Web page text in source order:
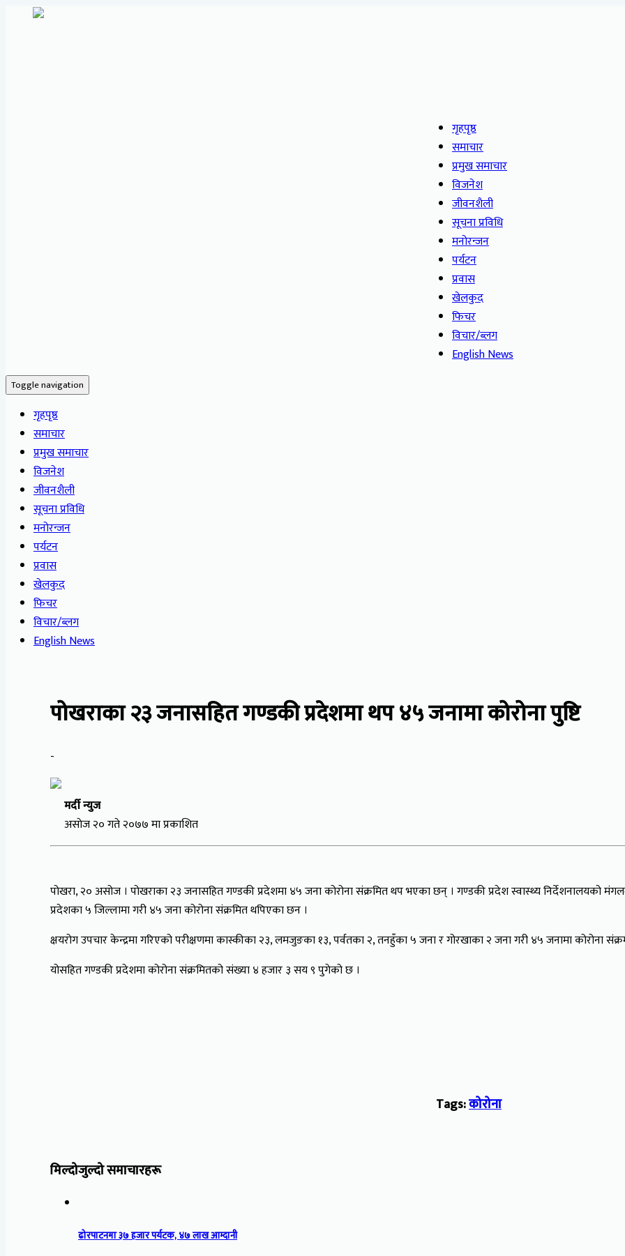
गृहपृष्ठ
समाचार
प्रमुख समाचार
विजनेश
जीवनशैली
सूचना प्रविधि
मनोरन्जन
पर्यटन
प्रवास
खेलकुद
फिचर
विचार/ब्लग
English News
Toggle navigation
गृहपृष्ठ
समाचार
प्रमुख समाचार
विजनेश
जीवनशैली
सूचना प्रविधि
मनोरन्जन
पर्यटन
प्रवास
खेलकुद
फिचर
विचार/ब्लग
English News
पोखराका २३ जनासहित गण्डकी प्रदेशमा थप ४५ जनामा कोरोना पुष्टि
-
मर्दी न्युज
असाेज २० गते २०७७ मा प्रकाशित
पोखरा, २० असोज । पोखराका २३ जनासहित गण्डकी प्रदेशमा ४५ जना कोरोना संक्रमित थप भएका छन् । गण्डकी प्रदेश स्वास्थ्य निर्देशनालयको
प्रदेशका ५ जिल्लामा गरी ४५ जना कोरोना संक्रमित थपिएका छन ।
क्षयरोग उपचार केन्द्रमा गरिएको परीक्षणमा कास्कीका २३, लमजुङका १३, पर्वतका २, तनहुँका ५ जना र गोरखाका २ जना गरी ४५ जनामा कोरोना
योसहित गण्डकी प्रदेशमा कोरोना संक्रमितको संख्या ४ हजार ३ सय ९ पुगेको छ ।
Tags:कोरोना
मिल्दोजुल्दो समाचारहरू
ढोरपाटनमा ३७ हजार पर्यटक, ४७ लाख आम्दानी